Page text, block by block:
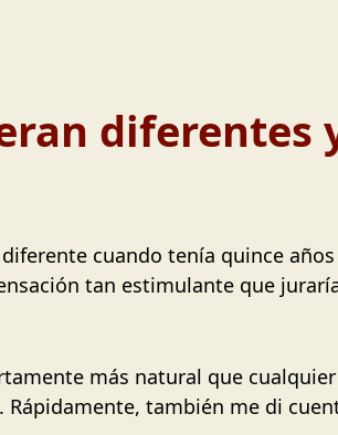
diferentes
cuando tenía quince
tan estimulante que
más natural que
también me di